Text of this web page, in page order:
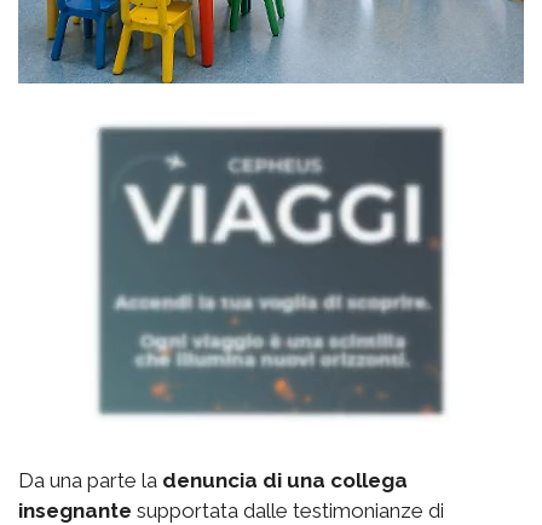
Da una parte la denuncia di una collega
insegnante supportata dalle testimonianze di